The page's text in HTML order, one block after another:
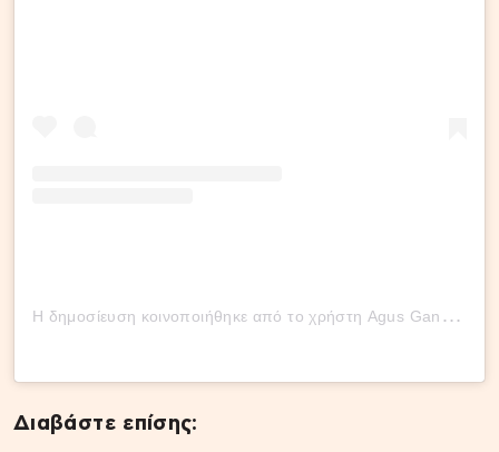
Η
δημοσίευση κοινοποιήθηκε από το χρήστη Agus Gandolfo (@agus.gandolfo)
Διαβάστε επίσης: